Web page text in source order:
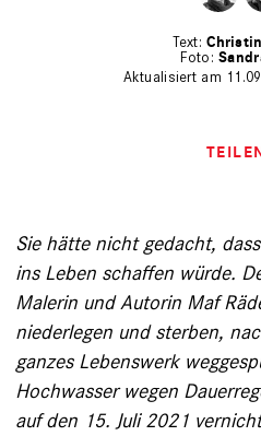
Aktualisiert am
Sie hätte nicht gedacht,
ins Leben schaffen würde.
Malerin und ­Autorin Maf
niederlegen und sterben,
ganzes Lebenswerk
Hochwasser wegen
auf den 15. Juli 2021